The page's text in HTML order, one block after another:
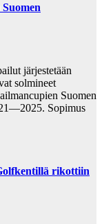
järjestetään
solmineet
Suomen
Sopimus
rikottiin